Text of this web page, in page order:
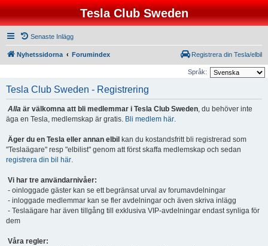
Tesla Club Sweden
Senaste Inlägg
Nyhetssidorna Forumindex Registrera din Tesla/elbil
Språk:
Tesla Club Sweden - Registrering
Alla är välkomna att bli medlemmar i Tesla Club Sweden, du behöver inte
äga en Tesla, medlemskap är gratis. Bli medlem här.
Äger du en Tesla eller annan elbil kan du kostandsfritt bli registrerad som
"Teslaägare" resp "elbilist" genom att först skaffa medlemskap och sedan
registrera din bil här.
Vi har tre användarnivåer:
- oinloggade gäster kan se ett begränsat urval av forumavdelningar
- inloggade medlemmar kan se fler avdelningar och även skriva inlägg
- Teslaägare har även tillgång till exklusiva VIP-avdelningar endast synliga för
dem
Våra regler: